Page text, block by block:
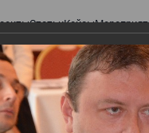
СтатьиКейсы
СКЛАД.